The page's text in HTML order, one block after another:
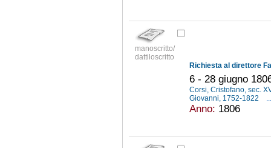
manoscritto/
dattiloscritto
6 - 28 giugno
Corsi, Cristofano, sec.
Giovanni, 1752-1822
...
Anno: 1806